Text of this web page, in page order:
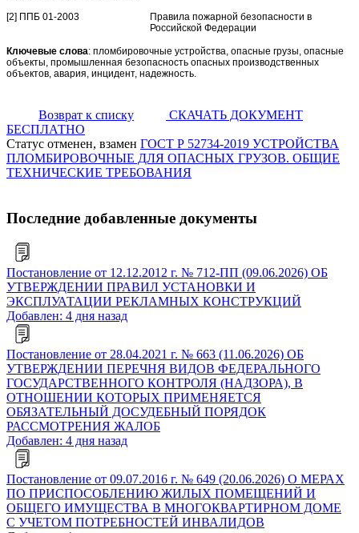
[2] ППБ 01-2003
Правила пожарной безопасности в
Российской Федерации
Ключевые слова: пломбировочные устройства, опасные грузы, опасные
объекты, промышленная безопасность опасных производственных
объектов, авария, инцидент, надежность.
Возврат к списку
СКАЧАТЬ ДОКУМЕНТ
БЕСПЛАТНО
Статус отменен, взамен ГОСТ Р 52734-2019 УСТРОЙСТВА
ПЛОМБИРОВОЧНЫЕ ДЛЯ ОПАСНЫХ ГРУЗОВ. ОБЩИЕ
ТЕХНИЧЕСКИЕ ТРЕБОВАНИЯ
Последние добавленные документы
Постановление от 12.12.2012 г. № 712-ПП (09.06.2026) ОБ
УТВЕРЖДЕНИИ ПРАВИЛ УСТАНОВКИ И
ЭКСПЛУАТАЦИИ РЕКЛАМНЫХ КОНСТРУКЦИЙ
Добавлен: 4 дня назад
Постановление от 28.04.2021 г. № 663 (11.06.2026) ОБ
УТВЕРЖДЕНИИ ПЕРЕЧНЯ ВИДОВ ФЕДЕРАЛЬНОГО
ГОСУДАРСТВЕННОГО КОНТРОЛЯ (НАДЗОРА), В
ОТНОШЕНИИ КОТОРЫХ ПРИМЕНЯЕТСЯ
ОБЯЗАТЕЛЬНЫЙ ДОСУДЕБНЫЙ ПОРЯДОК
РАССМОТРЕНИЯ ЖАЛОБ
Добавлен: 4 дня назад
Постановление от 09.07.2016 г. № 649 (20.06.2026) О МЕРАХ
ПО ПРИСПОСОБЛЕНИЮ ЖИЛЫХ ПОМЕЩЕНИЙ И
ОБЩЕГО ИМУЩЕСТВА В МНОГОКВАРТИРНОМ ДОМЕ
С УЧЕТОМ ПОТРЕБНОСТЕЙ ИНВАЛИДОВ